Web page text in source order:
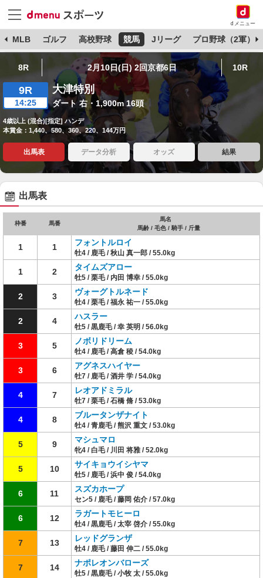
dメニュー
MLB ゴルフ 高校野球 競馬 Jリーグ プロ野球（2軍）
8R 2月10日(日) 2回京都6日 10R
9R
14:25
大津特別
ダート 右・1,900m 16頭
4歳以上 (混合)[指定] ハンデ
本賞金：1,440、580、360、220、144万円
出馬表 データ分析 オッズ 結果
出馬表
枠番 馬番
馬名
馬齢 / 毛色 / 騎手 / 斤量
1 1 フォントルロイ
牡4 / 鹿毛 / 秋山 真一郎 / 55.0kg
1 2 タイムズアロー
牡5 / 栗毛 / 内田 博幸 / 55.0kg
2 3 ヴォーグトルネード
牡4 / 栗毛 / 福永 祐一 / 55.0kg
2 4 ハスラー
牡5 / 黒鹿毛 / 幸 英明 / 56.0kg
3 5 ノボリドリーム
牡4 / 鹿毛 / 高倉 稜 / 54.0kg
3 6 アグネスハイヤー
牡7 / 鹿毛 / 酒井 学 / 54.0kg
4 7 レオアドミラル
牡7 / 栗毛 / 石橋 脩 / 53.0kg
4 8 ブルータンザナイト
牡4 / 青鹿毛 / 熊沢 重文 / 53.0kg
5 9 マシュマロ
牝4 / 白毛 / 川田 将雅 / 52.0kg
5 10 サイキョウイシヤマ
牡5 / 鹿毛 / 浜中 俊 / 54.0kg
6 11 スズカホープ
セン5 / 鹿毛 / 藤岡 佑介 / 57.0kg
6 12 ラガートモヒーロ
牡4 / 黒鹿毛 / 太宰 啓介 / 55.0kg
7 13 レッドグランザ
牡4 / 鹿毛 / 藤田 伸二 / 55.0kg
7 14 ナポレオンバローズ
牡5 / 黒鹿毛 / 小牧 太 / 55.0kg